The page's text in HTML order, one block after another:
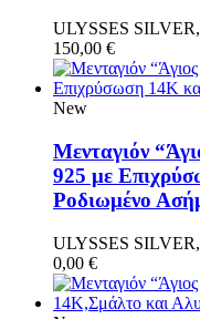
ULYSSES
150,00 €
New
Μενταγιόν
925 με
Ροδιωμένο
ULYSSES
0,00 €